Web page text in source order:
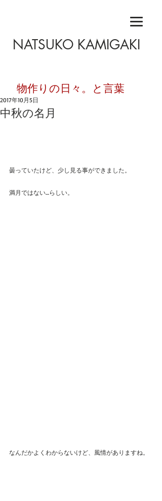
NATSUKO KAMIGAKI
​物作りの日々。と言葉
中秋の名月
2017年10月5日
曇っていたけど、少し見る事ができました。
満月ではない…らしい。
なんだかよくわからないけど、風情がありますね。